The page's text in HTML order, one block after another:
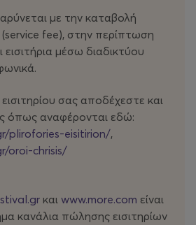
με την καταβολή
fee), στην περίπτωση
μέσω διαδικτύου
σας αποδέχεστε και
όπως αναφέρονται εδώ:
plirofories-eisitirion/,
oroi-chrisis/
και www.more.com είναι
κανάλια πώλησης εισιτηρίων